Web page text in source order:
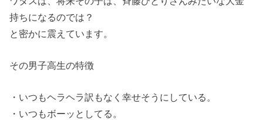
持ちになるのでは？
と密かに震えています。
その男子高生の特徴
・いつもヘラヘラ訳もなく幸せそうにしている。
・いつもボーッとしてる。